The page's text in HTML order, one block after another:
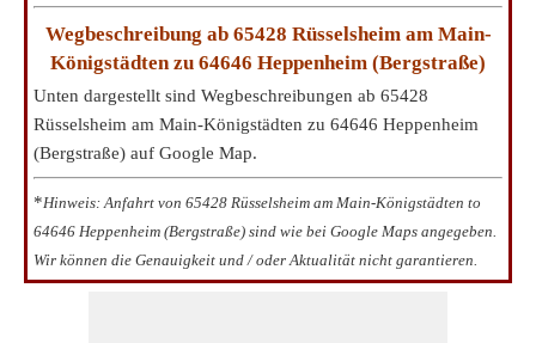
Wegbeschreibung ab 65428 Rüsselsheim am Main-
Königstädten zu 64646 Heppenheim (Bergstraße)
Unten dargestellt sind Wegbeschreibungen ab 65428
Rüsselsheim am Main-Königstädten zu 64646 Heppenheim
(Bergstraße) auf Google Map.
*Hinweis: Anfahrt von 65428 Rüsselsheim am Main-Königstädten to
64646 Heppenheim (Bergstraße) sind wie bei Google Maps angegeben.
Wir können die Genauigkeit und / oder Aktualität nicht garantieren.